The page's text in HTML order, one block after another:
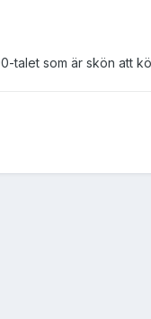
talet som är skön att